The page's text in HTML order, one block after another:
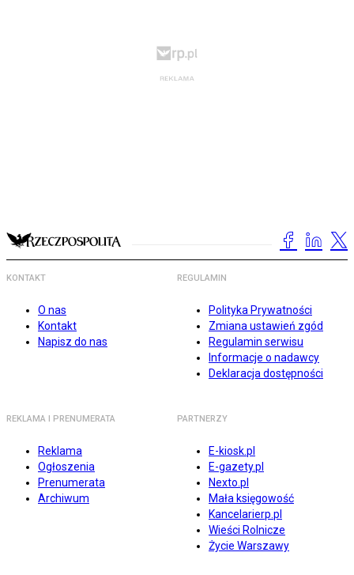
KONTAKT
O nas
Kontakt
Napisz do nas
REGULAMIN
Polityka Prywatności
Zmiana ustawień zgód
Regulamin serwisu
Informacje o nadawcy
Deklaracja dostępności
REKLAMA I PRENUMERATA
Reklama
Ogłoszenia
Prenumerata
Archiwum
PARTNERZY
E-kiosk.pl
E-gazety.pl
Nexto.pl
Mała księgowość
Kancelarierp.pl
Wieści Rolnicze
Życie Warszawy